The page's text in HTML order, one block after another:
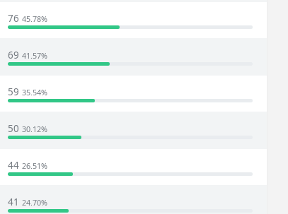
7645.78%
6941.57%
5935.54%
5030.12%
4426.51%
4124.70%